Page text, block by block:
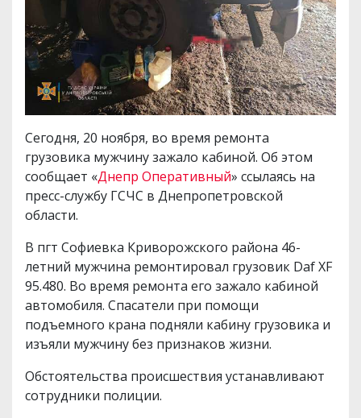
Сегодня, 20 ноября, во время ремонта
грузовика мужчину зажало кабиной. Об этом
сообщает «Днепр Оперативный» ссылаясь на
пресс-службу ГСЧС в Днепропетровской
области.
В пгт Софиевка Криворожского района 46-
летний мужчина ремонтировал грузовик Daf XF
95.480. Во время ремонта его зажало кабиной
автомобиля. Спасатели при помощи
подъемного крана подняли кабину грузовика и
изъяли мужчину без признаков жизни.
Обстоятельства происшествия устанавливают
сотрудники полиции.